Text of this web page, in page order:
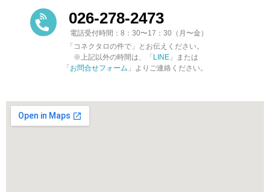
026-278-2473
電話受付時間：8：30〜17：30（月〜金）
「コネクタロの件で」とお伝えください。
※上記以外の時間は、「 LINE 」または
「 お問合せフォーム 」よりご連絡ください。